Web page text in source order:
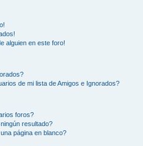
alguien en este foro!
de mi lista de Amigos e Ignorados?
foros?
resultado?
página en blanco?